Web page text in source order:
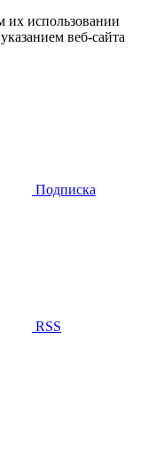
их использовании
веб-сайта
Подписка
RSS